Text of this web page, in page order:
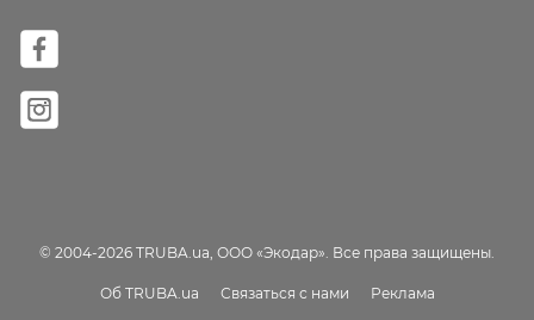
© 2004-2026 TRUBA.ua, ООО «Экодар». Все права защищены.
Об TRUBA.ua Связаться с нами Реклама